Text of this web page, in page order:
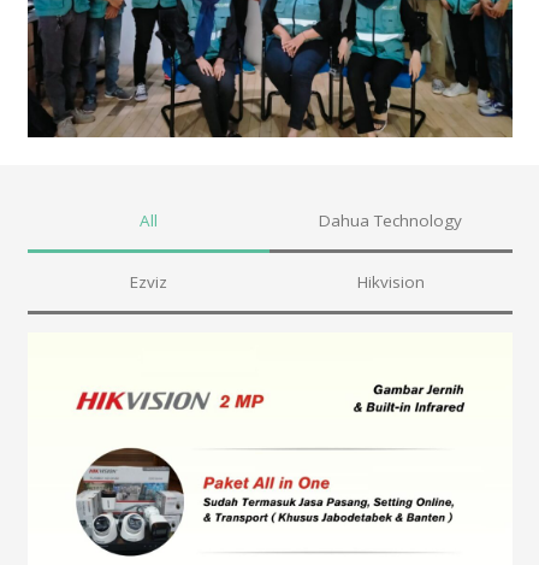
All Dahua Technology
Ezviz Hikvision